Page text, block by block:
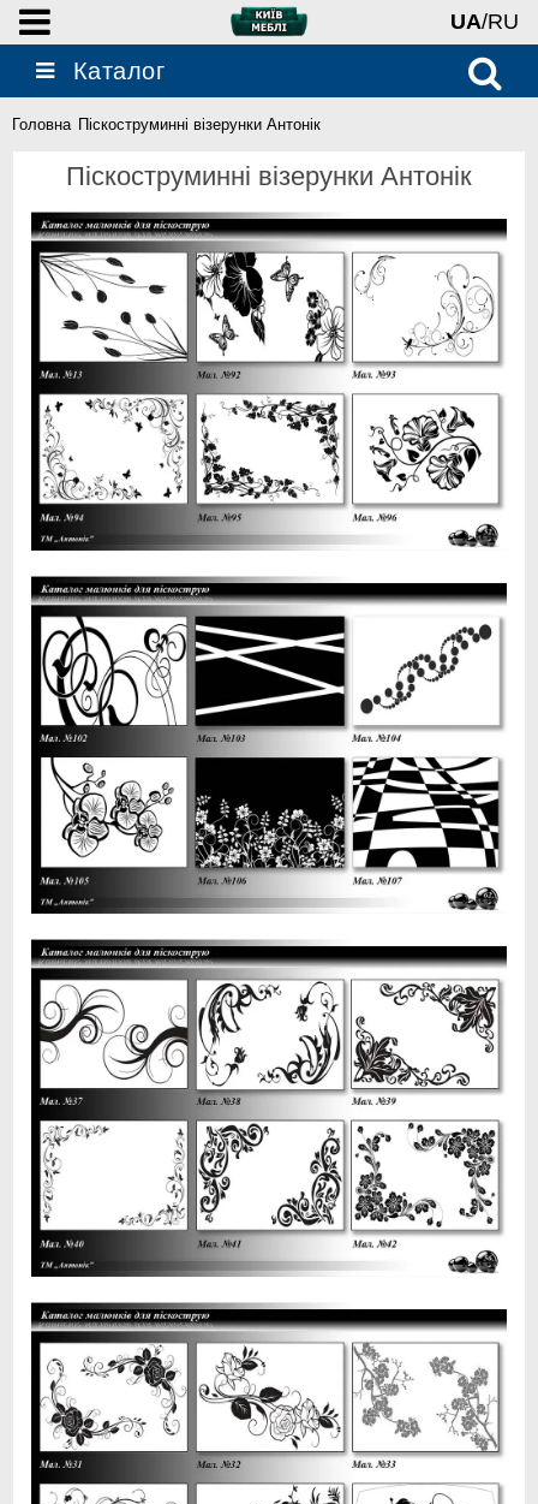
UA/RU
Каталог
Головна Піскоструминні візерунки Антонік
Піскоструминні візерунки Антонік